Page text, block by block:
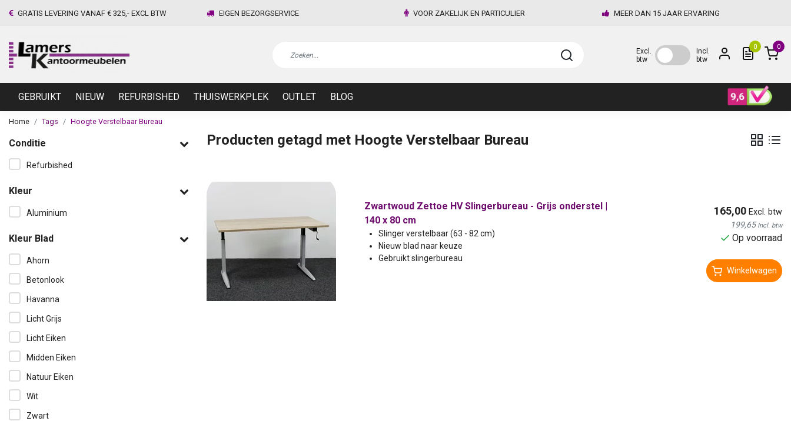
GRATIS LEVERING VANAF € 325,- EXCL BTW EIGEN BEZORGSERVICE VOOR ZAKELIJK EN PARTICULIER MEER DAN 15 JAAR ERVARING
Excl.
btw
Incl.
btw
0 0
GEBRUIKT NIEUW REFURBISHED THUISWERKPLEK OUTLET BLOG
Home Tags Hoogte Verstelbaar Bureau
Conditie
Refurbished
Kleur
Aluminium
Kleur Blad
Ahorn
Betonlook
Havanna
Licht Grijs
Licht Eiken
Midden Eiken
Natuur Eiken
Wit
Zwart
Producten getagd met Hoogte Verstelbaar Bureau
Zwartwoud Zettoe HV Slingerbureau - Grijs onderstel |
140 x 80 cm
Slinger verstelbaar (63 - 82 cm)
Nieuw blad naar keuze
Gebruikt slingerbureau
165,00 Excl. btw
199,65Incl. btw
Op voorraad
Winkelwagen